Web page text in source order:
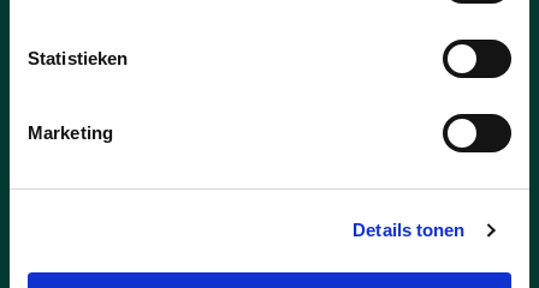
Statistieken
Marketing
Details tonen